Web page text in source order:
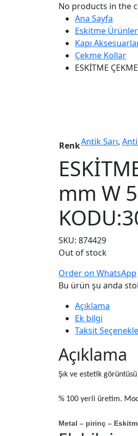
No products in the
Ana Sayfa
Eskitme Ürünler
Kapı
Çekme Kollar
ESKİTME
RenkAntik Sarı,
mm W
SKU: 874429
Out of stock
Order on WhatsApp
Bu ürün şu anda
Açıklama
Ek bilgi
Taksit
Açıklama
Şık ve estetik
% 100 yerli üretim.
Metal – pirinç –